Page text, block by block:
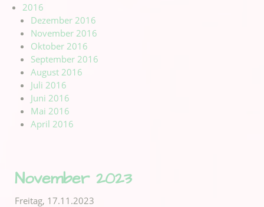
2016
Dezember 2016
November 2016
Oktober 2016
September 2016
August 2016
Juli 2016
Juni 2016
Mai 2016
April 2016
November 2023
Freitag, 17.11.2023